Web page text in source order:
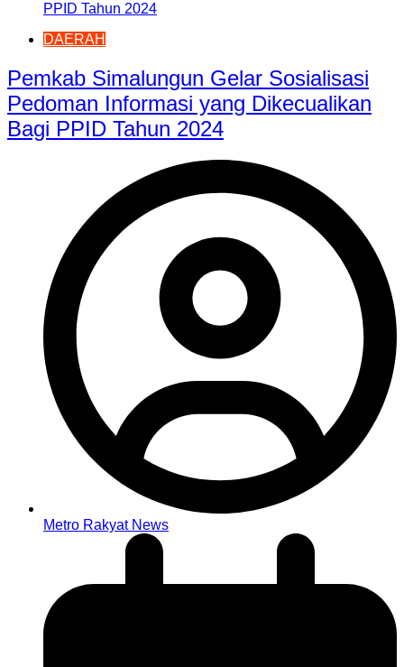
DAERAH
Pemkab Simalungun Gelar Sosialisasi
Pedoman Informasi yang Dikecualikan
Bagi PPID Tahun 2024
Metro Rakyat News